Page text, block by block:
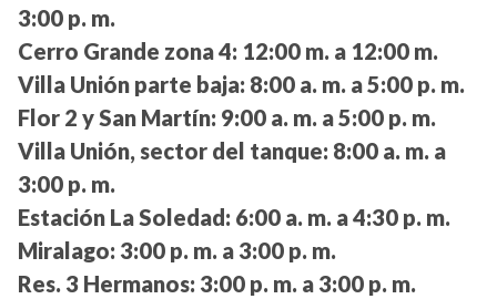
3:00 p. m.
Cerro Grande zona 4: 12:00 m. a 12:00 m.
Villa Unión parte baja: 8:00 a. m. a 5:00 p. m.
Flor 2 y San Martín: 9:00 a. m. a 5:00 p. m.
Villa Unión, sector del tanque: 8:00 a. m. a
3:00 p. m.
Estación La Soledad: 6:00 a. m. a 4:30 p. m.
Miralago: 3:00 p. m. a 3:00 p. m.
Res. 3 Hermanos: 3:00 p. m. a 3:00 p. m.